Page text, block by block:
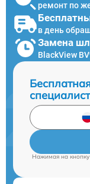
ремонт по
в день
Замена
BlackView
Нажимая на